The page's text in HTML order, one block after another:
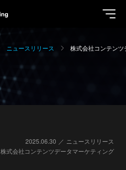
ニュースリリース 株式会社コンテン
2025.06.30
ニュースリリース
株式会社コンテンツデータマーケティング